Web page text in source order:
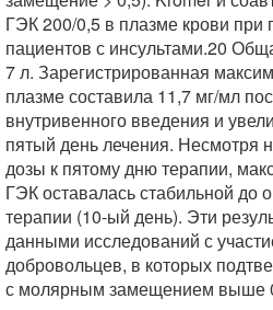
ГЭК 200/0,5 в плазме крови при
пациентов с инсультами.20
7 л. Зарегистрированная
плазме составила 11,7 мг/мл
внутривенного введения и
пятый день лечения. Несмотря
дозы к пятому дню терапии,
ГЭК оставалась стабильной до
терапии (10-ый день). Эти
данными исследований с
добровольцев, в которых
с молярным замещением выше